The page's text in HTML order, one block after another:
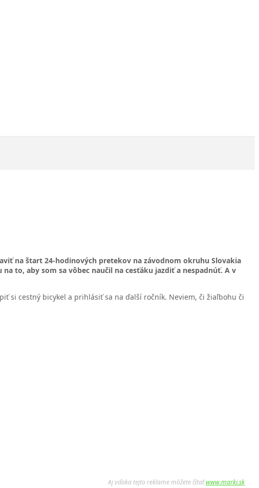
na štart 24-hodinových pretekov na závodnom okruhu Slovakia
to, aby som sa vôbec naučil na cesťáku jazdiť a nespadnúť. A v
si cestný bicykel a prihlásiť sa na ďalší ročník. Neviem, či žiaľbohu či
Aj vďaka tejto reklame môžete čítaťwww.marki.sk